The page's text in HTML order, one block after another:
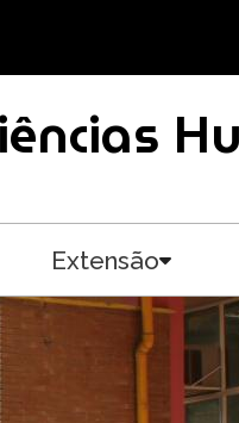
Extensão